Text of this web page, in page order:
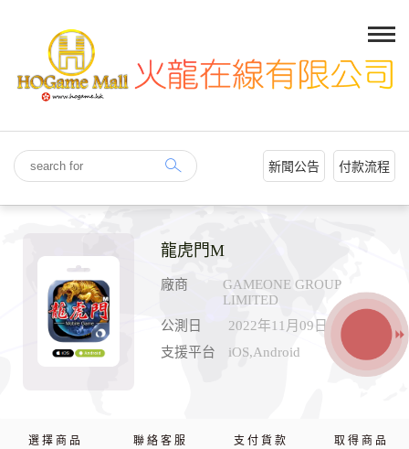
新聞公告 付款流程
龍虎門M
廠商
GAMEONE GROUP
LIMITED
公測日
2022年11月09日
支援平台
iOS,Android
選 擇 商 品
聯 絡 客 服
支 付 貨 款
取 得 商 品